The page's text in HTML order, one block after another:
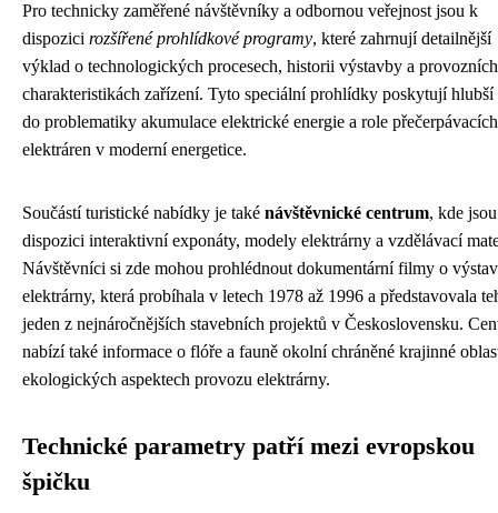
Pro technicky zaměřené návštěvníky a odbornou veřejnost jsou k
dispozici rozšířené prohlídkové programy, které zahrnují detailnější
výklad o technologických procesech, historii výstavby a provozních
charakteristikách zařízení. Tyto speciální prohlídky poskytují hlubší
do problematiky akumulace elektrické energie a role přečerpávacích
elektráren v moderní energetice.
Součástí turistické nabídky je také návštěvnické centrum, kde
dispozici interaktivní exponáty, modely elektrárny a vzdělávací
Návštěvníci si zde mohou prohlédnout dokumentární filmy o
elektrárny, která probíhala v letech 1978 až 1996 a představovala
jeden z nejnáročnějších stavebních projektů v Československu.
nabízí také informace o flóře a fauně okolní chráněné krajinné
ekologických aspektech provozu elektrárny.
Technické parametry patří mezi evropskou
špičku